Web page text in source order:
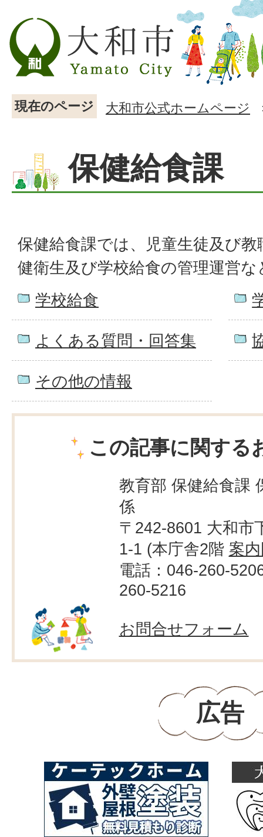
現在のページ 大和市公式ホームページ
保健給食課
保健給食課では、児童生徒及び
健衛生及び学校給食の管理運営
学校給食
よくある質問・回答集
その他の情報
この記事に関する
教育部 保健給食課
係
〒242-8601 大和市
1-1 (本庁舎2階 案
電話：046-260-
260-5216
お問合せフォーム
広告